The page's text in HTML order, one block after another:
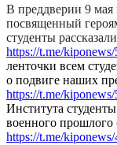
В преддверии 9
посвященный
студенты
https://t.me/
ленточки всем
о подвиге наших
https://t.me/
Института
военного прошлого
https://t.me/